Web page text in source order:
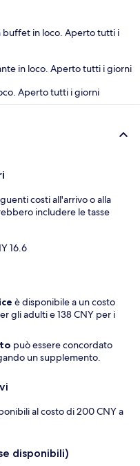
buffet in loco. Aperto tutti i
in loco. Aperto tutti i giorni
Aperto tutti i giorni
costi all'arrivo o alla
includere le tasse
16.6
è disponibile a un costo
gli adulti e 138 CNY per i
può essere concordato
un supplemento.
al costo di 200 CNY a
disponibili)